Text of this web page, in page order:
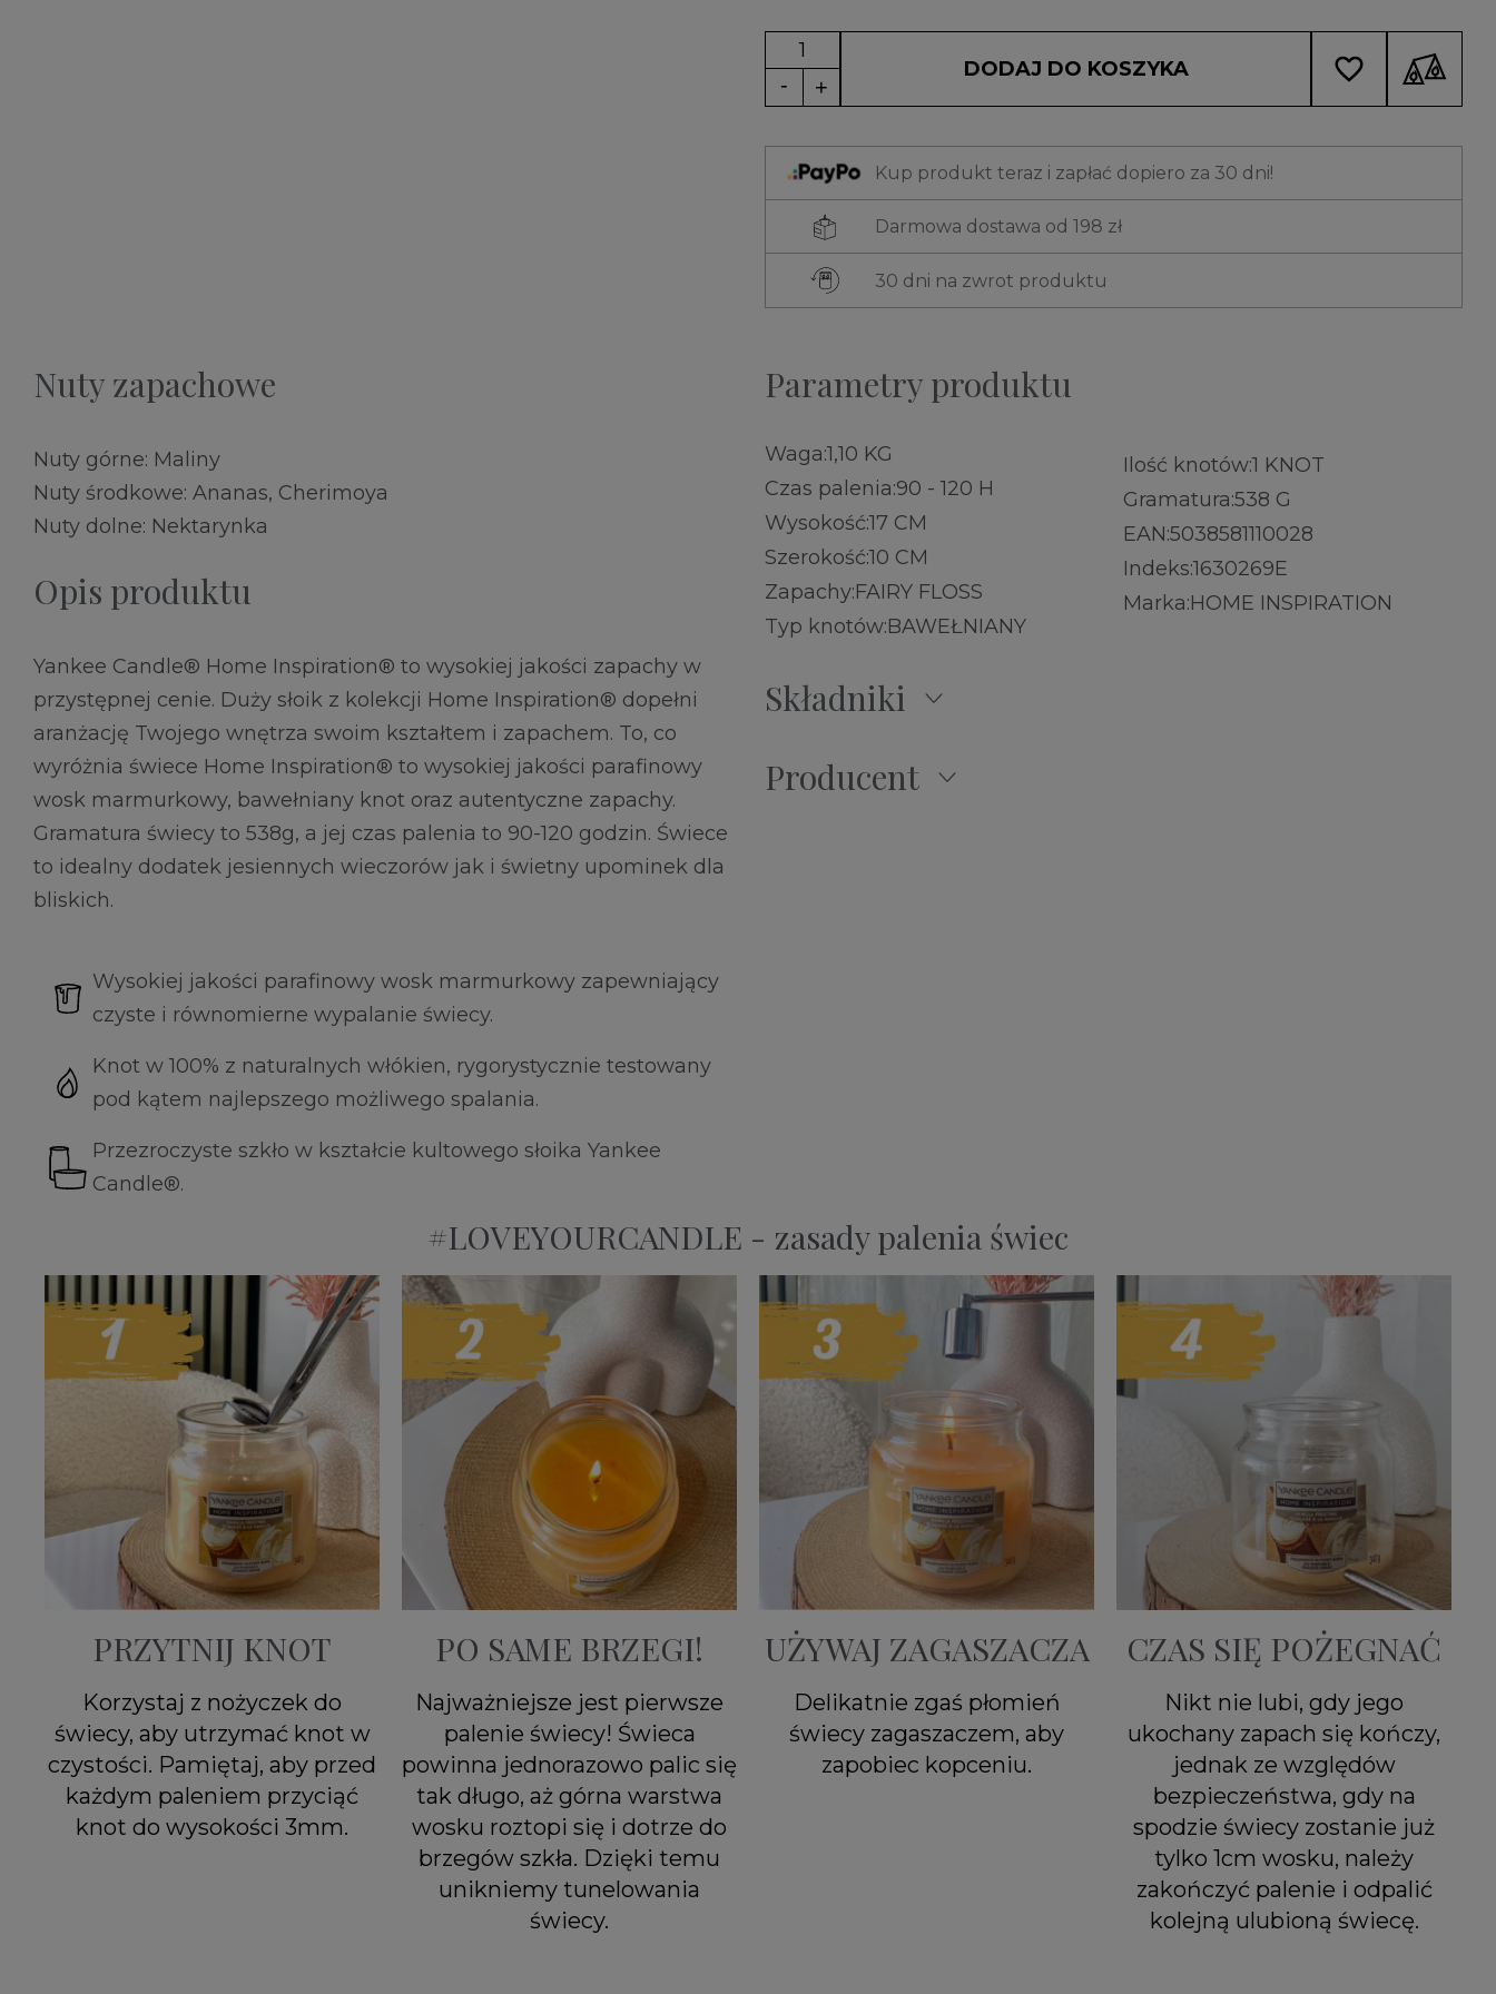
DODAJ DO KOSZYKA favorite_border
Kup produkt teraz i zapłać dopiero za 30 dni!
Darmowa dostawa od 198 zł
30 dni na zwrot produktu
Nuty zapachowe
Nuty górne: Maliny
Nuty środkowe: Ananas, Cherimoya
Nuty dolne: Nektarynka
Opis produktu
Yankee Candle® Home Inspiration® to wysokiej jakości zapachy w
przystępnej cenie. Duży słoik z kolekcji Home Inspiration® dopełni
aranżację Twojego wnętrza swoim kształtem i zapachem. To, co
wyróżnia świece Home Inspiration® to wysokiej jakości parafinowy
wosk marmurkowy, bawełniany knot oraz autentyczne zapachy.
Gramatura świecy to 538g, a jej czas palenia to 90-120 godzin. Świece
to idealny dodatek jesiennych wieczorów jak i świetny upominek dla
bliskich.
Wysokiej jakości parafinowy wosk marmurkowy zapewniający
czyste i równomierne wypalanie świecy.
Knot w 100% z naturalnych włókien, rygorystycznie testowany
pod kątem najlepszego możliwego spalania.
Przezroczyste szkło w kształcie kultowego słoika Yankee
Candle®.
Parametry produktu
Waga:1,10 KG
Czas palenia:90 - 120 H
Wysokość:17 CM
Szerokość:10 CM
Zapachy:FAIRY FLOSS
Typ knotów:BAWEŁNIANY
Ilość knotów:1 KNOT
Gramatura:538 G
EAN:5038581110028
Indeks:1630269E
Marka:HOME INSPIRATION
Składniki
Producent
#LOVEYOURCANDLE - zasady palenia świec​
PRZYTNIJ KNOT
Korzystaj z nożyczek do
świecy, aby utrzymać knot w
czystości. Pamiętaj, aby przed
każdym paleniem przyciąć
knot do wysokości 3mm.
PO SAME BRZEGI!
Najważniejsze jest pierwsze
palenie świecy! Świeca
powinna jednorazowo palic się
tak długo, aż górna warstwa
wosku roztopi się i dotrze do
brzegów szkła. Dzięki temu
unikniemy tunelowania
świecy.
UŻYWAJ ZAGASZACZA
Delikatnie zgaś płomień
świecy zagaszaczem, aby
zapobiec kopceniu.
CZAS SIĘ POŻEGNAĆ
Nikt nie lubi, gdy jego
ukochany zapach się kończy,
jednak ze względów
bezpieczeństwa, gdy na
spodzie świecy zostanie już
tylko 1cm wosku, należy
zakończyć palenie i odpalić
kolejną ulubioną świecę.